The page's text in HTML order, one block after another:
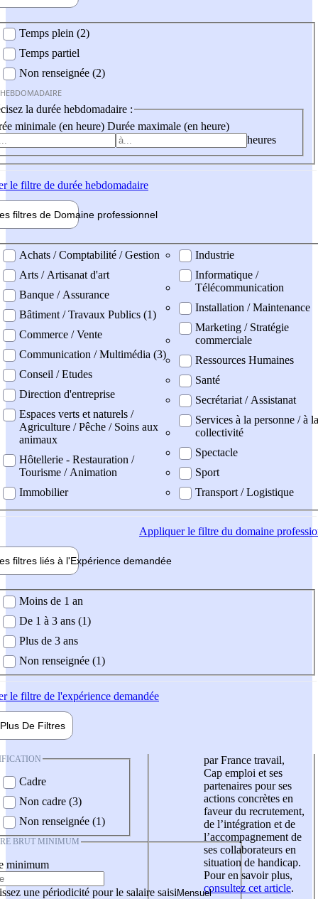
Temps plein (2)
Temps partiel
Non renseignée (2)
la durée hebdomadaire :
minimale (en heure) Durée maximale (en heure)
heures
le filtre de durée hebdomadaire
filtres de Domaine professionnel
professionel
Achats / Comptabilité / Gestion
Arts / Artisanat d'art
Banque / Assurance
Bâtiment / Travaux Publics (1)
Commerce / Vente
Communication / Multimédia (3)
Conseil / Etudes
Direction d'entreprise
Espaces verts et naturels /
Agriculture / Pêche / Soins aux
animaux
Hôtellerie - Restauration /
Tourisme / Animation
Immobilier
Industrie
Informatique /
Télécommunication
Installation / Maintenance
Marketing / Stratégie
commerciale
Ressources Humaines
Santé
Secrétariat / Assistanat
Services à la personne / à la
collectivité
Spectacle
Sport
Transport / Logistique
Appliquerle filtre du domaine
filtres liés à l'Expérience demandée
demandée
Moins de 1 an
De 1 à 3 ans (1)
Plus de 3 ans
Non renseignée (1)
le filtre de l'expérience demandée
Plus De Filtres
Cadre
Non cadre (3)
Non renseignée (1)
BRUT MINIMUM
minimum
une périodicité pour le salaire saisi
par France travail,
Cap emploi et ses
partenaires pour ses
actions concrètes en
faveur du recrutement,
de l’intégration et de
l’accompagnement de
ses collaborateurs en
situation de handicap.
Pour en savoir plus,
consultez cet article.